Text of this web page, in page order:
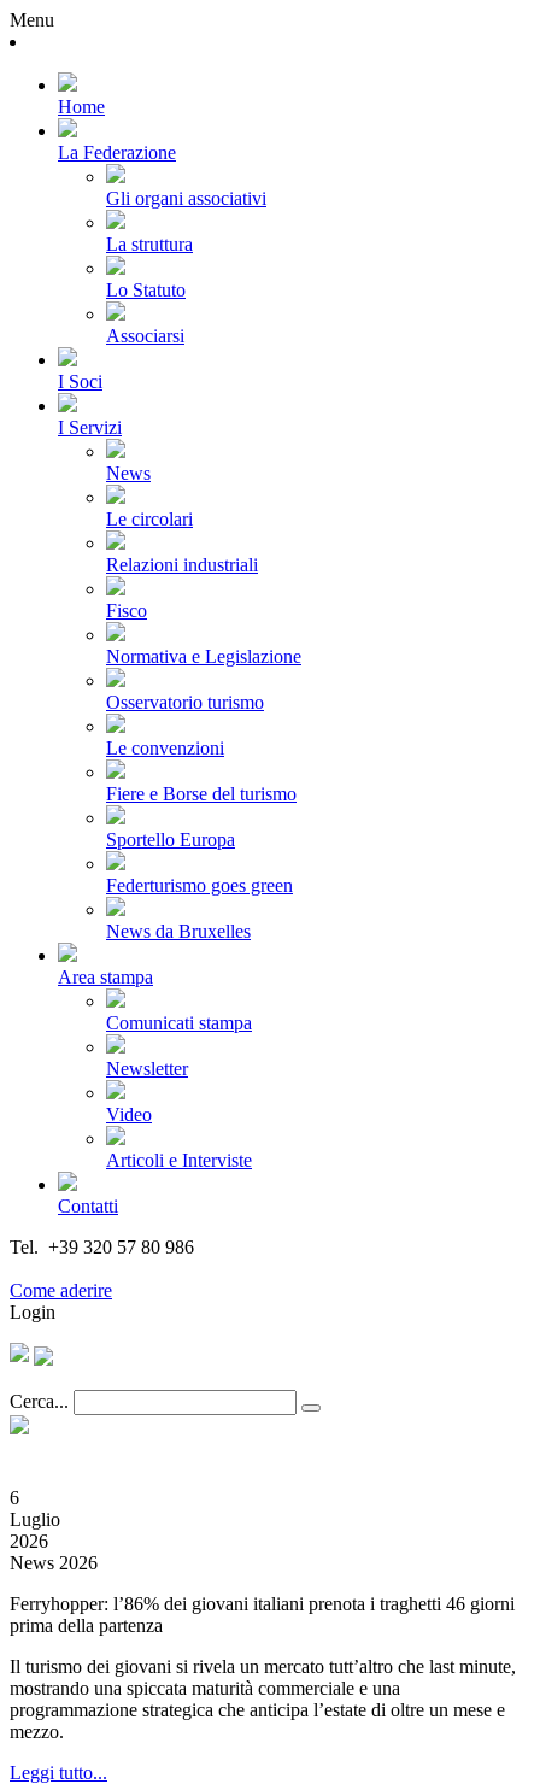
Menu
Home
La Federazione
Gli organi associativi
La struttura
Lo Statuto
Associarsi
I Soci
I Servizi
News
Le circolari
Relazioni industriali
Fisco
Normativa e Legislazione
Osservatorio turismo
Le convenzioni
Fiere e Borse del turismo
Sportello Europa
Federturismo goes green
News da Bruxelles
Area stampa
Comunicati stampa
Newsletter
Video
Articoli e Interviste
Contatti
Tel. +39 320 57 80 986
Come aderire
Login
Cerca...
6
Luglio
2026
News 2026
Ferryhopper: l’86% dei giovani italiani prenota i traghetti 46 giorni
prima della partenza
Il turismo dei giovani si rivela un mercato tutt’altro che last minute,
mostrando una spiccata maturità commerciale e una
programmazione strategica che anticipa l’estate di oltre un mese e
mezzo.
Leggi tutto...